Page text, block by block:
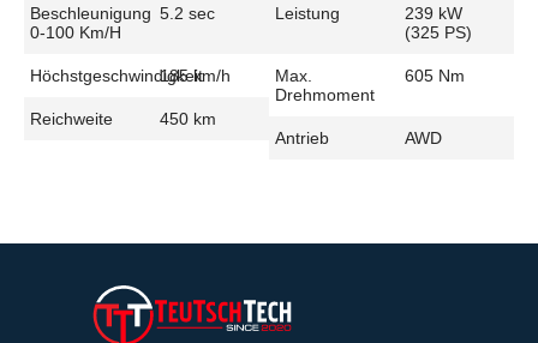
Beschleunigung
0-100 Km/h
5.2 sec
Höchstgeschwindigkeit
185 km/h
Reichweite 450 km
Leistung
239 kW
(325 PS)
Max.
Drehmoment
605 Nm
Antrieb AWD